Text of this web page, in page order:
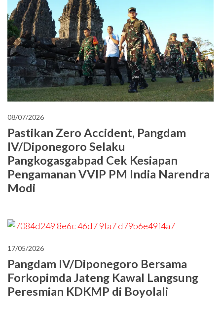
08/07/2026
Pastikan Zero Accident, Pangdam
IV/Diponegoro Selaku
Pangkogasgabpad Cek Kesiapan
Pengamanan VVIP PM India Narendra
Modi
17/05/2026
Pangdam IV/Diponegoro Bersama
Forkopimda Jateng Kawal Langsung
Peresmian KDKMP di Boyolali